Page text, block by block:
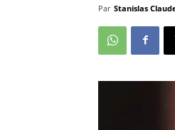
Par Stanislas